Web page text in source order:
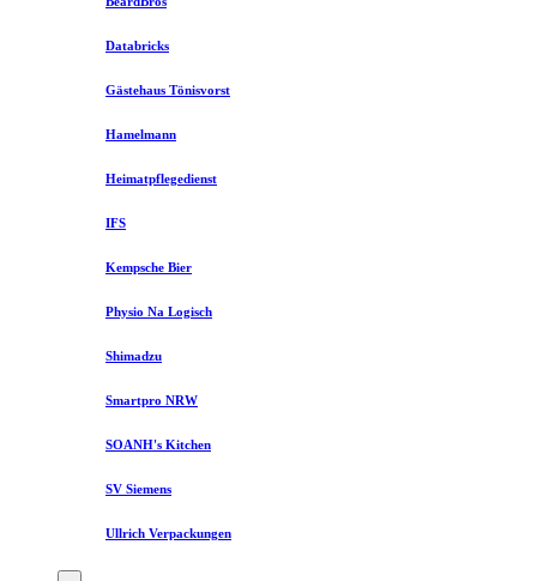
Databricks
Gästehaus Tönisvorst
Hamelmann
Heimatpflegedienst
IFS
Kempsche Bier
Physio Na Logisch
Shimadzu
Smartpro NRW
SOANH's Kitchen
SV Siemens
Ullrich Verpackungen